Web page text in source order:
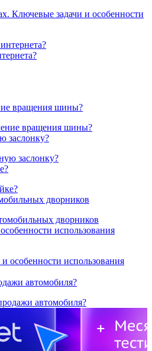
Ключевые задачи и особенности
вращения шины?
заслонку?
дворников
использования
автомобиля?